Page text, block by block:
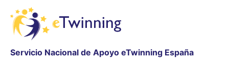
Servicio Nacional de Apoyo eTwinning España